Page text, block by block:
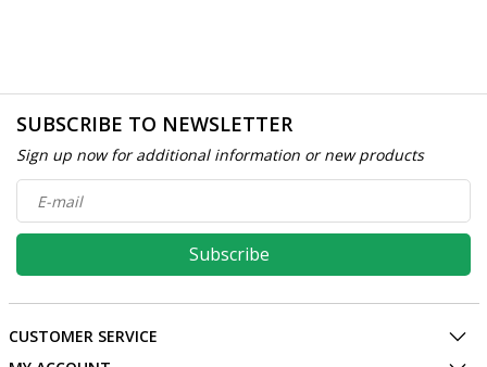
SUBSCRIBE TO NEWSLETTER
Sign up now for additional information or new products
Subscribe
CUSTOMER SERVICE